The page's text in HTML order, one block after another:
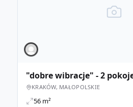
"dobre wibracje" - 2
KRAKÓW, MAŁOPOLSKIE
56 m²